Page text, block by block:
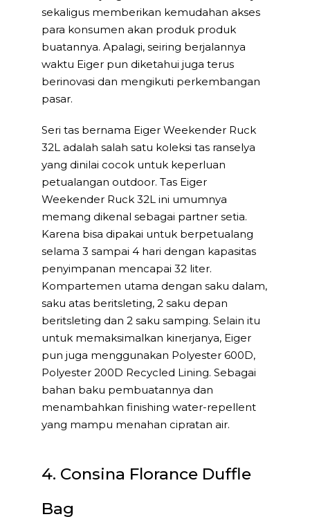
sekaligus memberikan kemudahan akses
para konsumen akan produk produk
buatannya. Apalagi, seiring berjalannya
waktu Eiger pun diketahui juga terus
berinovasi dan mengikuti perkembangan
pasar.
Seri tas bernama Eiger Weekender Ruck
32L adalah salah satu koleksi tas ranselya
yang dinilai cocok untuk keperluan
petualangan outdoor. Tas Eiger
Weekender Ruck 32L ini umumnya
memang dikenal sebagai partner setia.
Karena bisa dipakai untuk berpetualang
selama 3 sampai 4 hari dengan kapasitas
penyimpanan mencapai 32 liter.
Kompartemen utama dengan saku dalam,
saku atas beritsleting, 2 saku depan
beritsleting dan 2 saku samping. Selain itu
untuk memaksimalkan kinerjanya, Eiger
pun juga menggunakan Polyester 600D,
Polyester 200D Recycled Lining. Sebagai
bahan baku pembuatannya dan
menambahkan finishing water-repellent
yang mampu menahan cipratan air.
4. Consina Florance Duffle
Bag